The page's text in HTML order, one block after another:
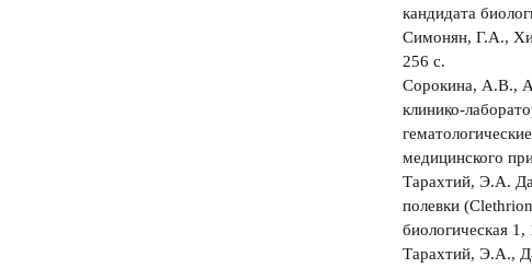
кандидата
Симонян, Г.А.,
256 с.
Сорокина, А.В.,
клинико-
медицинского
Тарахтий, Э.А.
полевки
биологическая 1,
Тарахтий, Э.А.,